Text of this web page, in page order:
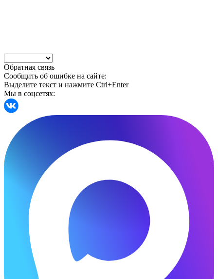
Обратная связь
Сообщить об ошибке на сайте:
Выделите текст и нажмите Ctrl+Enter
Мы в соцсетях: